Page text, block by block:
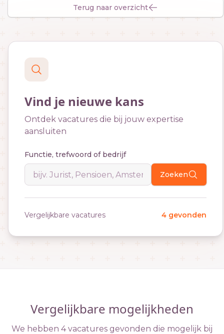
Terug naar overzicht
Vind je nieuwe kans
Ontdek vacatures die bij jouw expertise
aansluiten
Functie, trefwoord of bedrijf
Zoeken
Vergelijkbare vacatures 4 gevonden
Vergelijkbare mogelijkheden
We hebben 4 vacatures gevonden die mogelijk bij